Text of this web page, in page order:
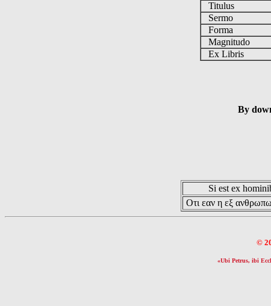
Titulus
Sermo
Forma
Magnitudo
Ex Libris
By
Si est ex
Οτι εαν η εξ
©
«Ubi Petrus, ibi